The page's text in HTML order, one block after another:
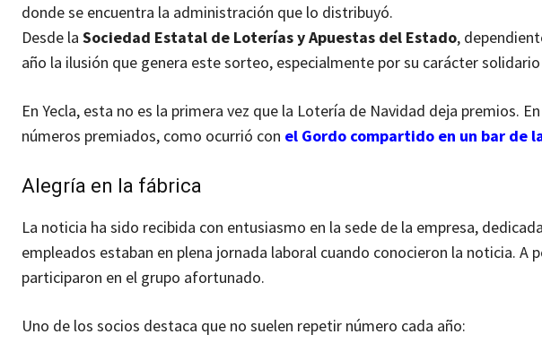
donde se encuentra la administración que lo distribuyó.
Desde la Sociedad Estatal de Loterías y Apuestas del Estado,
año la ilusión que genera este sorteo, especialmente por su carácter
En Yecla, esta no es la primera vez que la Lotería de Navidad deja premios.
números premiados, como ocurrió con el Gordo compartido en un bar de
Alegría en la fábrica
La noticia ha sido recibida con entusiasmo en la sede de la empresa,
empleados estaban en plena jornada laboral cuando conocieron la noticia.
participaron en el grupo afortunado.
Uno de los socios destaca que no suelen repetir número cada año: